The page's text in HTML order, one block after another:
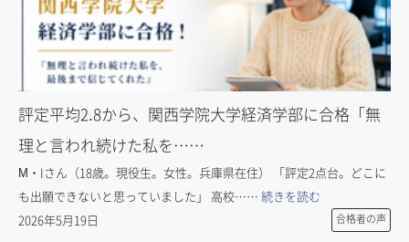
評定平均2.8から、関西学院大学経済学部に合格「無
理と言われ続けた私を……
M・Iさん（18歳。現役生。女性。兵庫県在住） 「評定2点台。どこに
も出願できないと思っていました」 高校…… 続きを読む
2026年5月19日
合格者の声